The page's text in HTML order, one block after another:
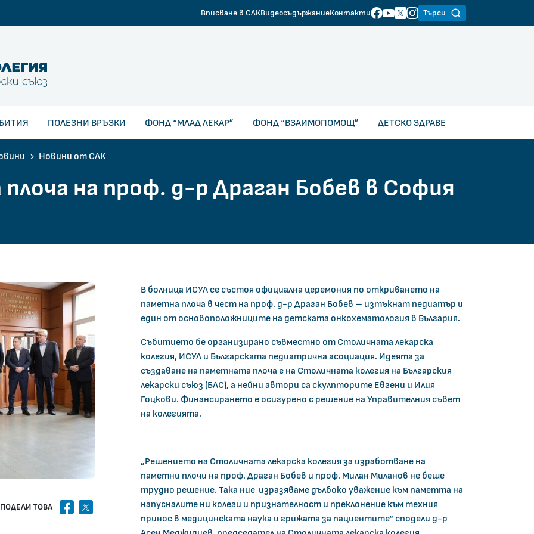
Вписване в СЛКВидеосъдържаниеКонтакти Търси
ПОЛЕЗНИ ВРЪЗКИ ФОНД “МЛАД ЛЕКАР” ФОНД “ВЗАИМОПОМОЩ” ДЕТСКО ЗДРАВЕ
Новини от СЛК
на проф. д-р Драган Бобев в София
ТОВА facebook
x
В болница ИСУЛ се състоя официална церемония по откриването на
паметна плоча в чест на проф. д-р Драган Бобев – изтъкнат педиатър и
един от основоположниците на детската онкохематология в България.
Събитието бе организирано съвместно от Столичната лекарска
колегия, ИСУЛ и Българската педиатрична асоциация. Идеята за
създаване на паметната плоча е на Столичната колегия на Българския
лекарски съюз (БЛС), а нейни автори са скулпторите Евгени и Илия
Гоцкови. Финансирането е осигурено с решение на Управителния съвет
на колегията.
„Решението на Столичната лекарска колегия за изработване на
паметни плочи на проф. Драган Бобев и проф. Милан Миланов не беше
трудно решение. Така ние изразяваме дълбоко уважение към паметта на
напусналите ни колеги и признателност и преклонение към техния
принос в медицинската наука и грижата за пациентите“ сподели д-р